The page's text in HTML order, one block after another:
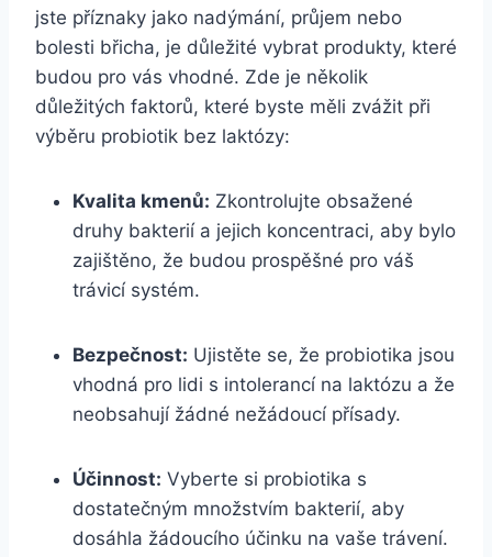
jste příznaky jako nadýmání, průjem nebo
bolesti břicha, je důležité vybrat produkty, které
budou pro vás vhodné. Zde je několik
důležitých faktorů, které byste měli zvážit při
výběru probiotik bez laktózy:
Kvalita kmenů: Zkontrolujte obsažené
druhy bakterií a jejich koncentraci, aby bylo
zajištěno, že budou prospěšné pro váš
trávicí systém.
Bezpečnost: Ujistěte se, že probiotika jsou
vhodná pro lidi s intolerancí na laktózu a že
neobsahují žádné nežádoucí přísady.
Účinnost: Vyberte si probiotika s
dostatečným množstvím bakterií, aby
dosáhla žádoucího účinku na vaše trávení.